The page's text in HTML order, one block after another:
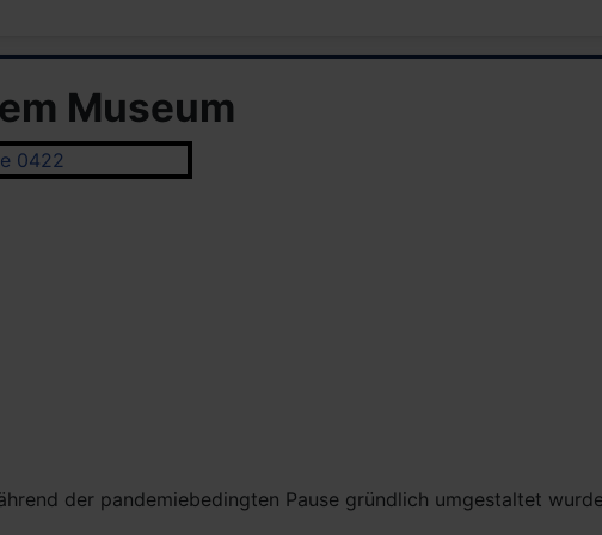
Museum
der pandemiebedingten Pause gründlich umgestaltet